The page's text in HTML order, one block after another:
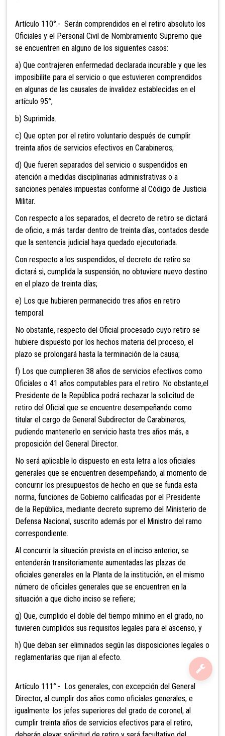
Artículo 110°.- Serán comprendidos en el retiro absoluto los
Oficiales y el Personal Civil de Nombramiento Supremo que
se encuentren en alguno de los siguientes casos:
a) Que contrajeren enfermedad declarada incurable y que les
imposibilite para el servicio o que estuvieren comprendidos
en algunas de las causales de invalidez establecidas en el
artículo 95°;
b) Suprimida.
c) Que opten por el retiro voluntario después de cumplir
treinta años de servicios efectivos en Carabineros;
d) Que fueren separados del servicio o suspendidos en
atención a medidas disciplinarias administrativas o a
sanciones penales impuestas conforme al Código de Justicia
Militar.
Con respecto a los separados, el decreto de retiro se dictará
de oficio, a más tardar dentro de treinta días, contados desde
que la sentencia judicial haya quedado ejecutoriada.
Con respecto a los suspendidos, el decreto de retiro se
dictará si, cumplida la suspensión, no obtuviere nuevo destino
en el plazo de treinta días;
e) Los que hubieren permanecido tres años en retiro
temporal.
No obstante, respecto del Oficial procesado cuyo retiro se
hubiere dispuesto por los hechos materia del proceso, el
plazo se prolongará hasta la terminación de la causa;
f) Los que cumplieren 38 años de servicios efectivos como
Oficiales o 41 años computables para el retiro. No obstante,el
Presidente de la República podrá rechazar la solicitud de
retiro del Oficial que se encuentre desempeñando como
titular el cargo de General Subdirector de Carabineros,
pudiendo mantenerlo en servicio hasta tres años más, a
proposición del General Director.
No será aplicable lo dispuesto en esta letra a los oficiales
generales que se encuentren desempeñando, al momento de
concurrir los presupuestos de hecho en que se funda esta
norma, funciones de Gobierno calificadas por el Presidente
de la República, mediante decreto supremo del Ministerio de
Defensa Nacional, suscrito además por el Ministro del ramo
correspondiente.
Al concurrir la situación prevista en el inciso anterior, se
entenderán transitoriamente aumentadas las plazas de
oficiales generales en la Planta de la institución, en el mismo
número de oficiales generales que se encuentren en la
situación a que dicho inciso se refiere;
g) Que, cumplido el doble del tiempo mínimo en el grado, no
tuvieren cumplidos sus requisitos legales para el ascenso, y
h) Que deban ser eliminados según las disposiciones legales o
reglamentarias que rijan al efecto.
Artículo 111°.- Los generales, con excepción del General
Director, al cumplir dos años como oficiales generales, e
igualmente: los jefes superiores del grado de coronel, al
cumplir treinta años de servicios efectivos para el retiro,